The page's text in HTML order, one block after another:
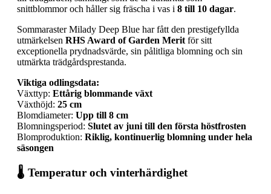
snittblommor och håller sig fräscha i vas i 8 till 10 dagar.
Sommaraster Milady Deep Blue har fått den prestigefyllda
utmärkelsen RHS Award of Garden Merit för sitt
exceptionella prydnadsvärde, sin pålitliga blomning och sin
utmärkta trädgårdsprestanda.
Viktiga odlingsdata:
Växttyp: Ettårig blommande växt
Växthöjd: 25 cm
Blomdiameter: Upp till 8 cm
Blomningsperiod: Slutet av juni till den första höstfrosten
Blomproduktion: Riklig, kontinuerlig blomning under hela
säsongen
🌡️ Temperatur och vinterhärdighet